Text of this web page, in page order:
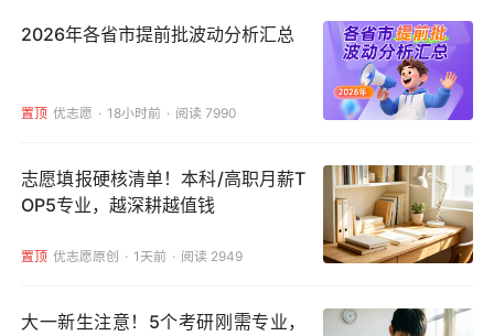
2026年各省市提前批波动分析汇总
置顶 优志愿 18小时前 阅读 7990
志愿填报硬核清单！本科/高职月薪T
OP5专业，越深耕越值钱
置顶 优志愿原创 1天前 阅读 2949
大一新生注意！5个考研刚需专业，